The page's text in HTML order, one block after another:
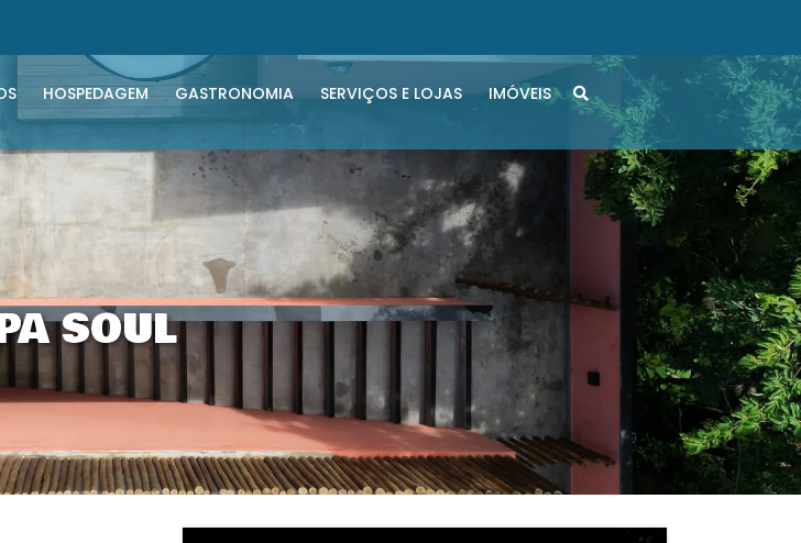
HOSPEDAGEM GASTRONOMIA SERVIÇOS E LOJAS IMÓVEIS
SOUL